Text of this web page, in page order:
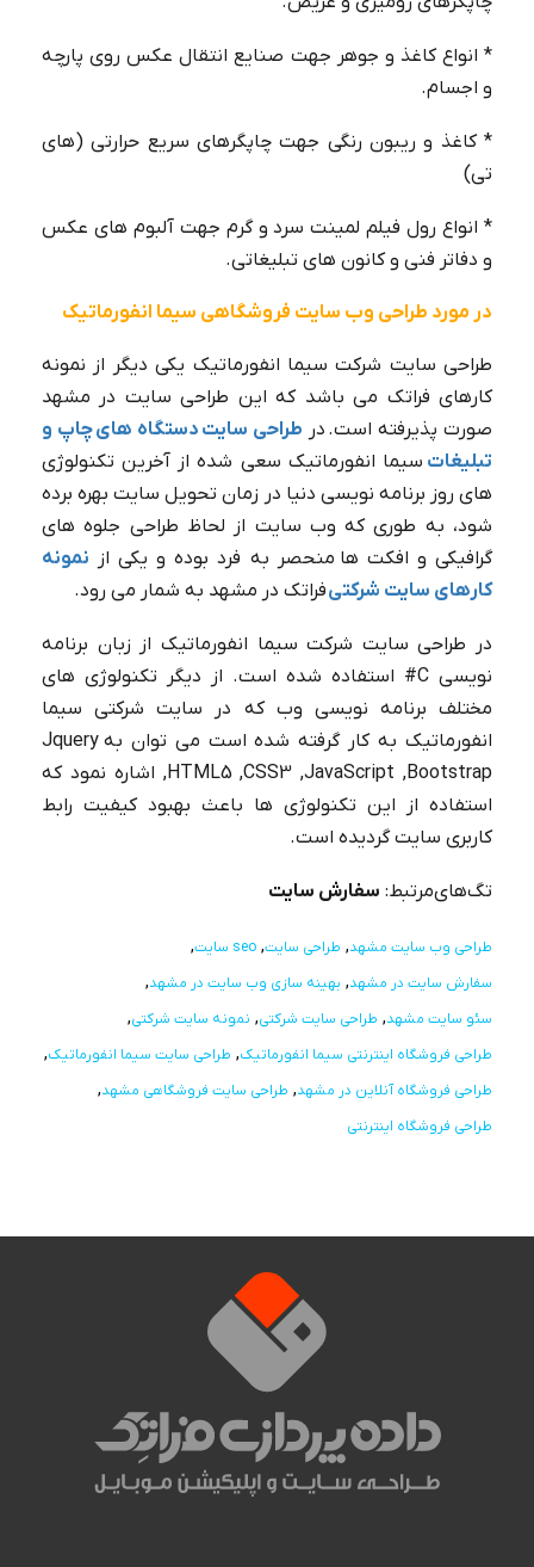
* انواع کاغذ و جوهر جهت صنایع انتقال عکس روی پارچه
و اجسام.
* کاغذ و ریبون رنگی جهت چاپگرهای سریع حرارتی (های
تی)
* انواع رول فیلم لمینت سرد و گرم جهت آلبوم های عکس
و دفاتر فنی و کانون های تبلیغاتی.
در مورد طراحی وب سایت فروشگاهی سیما انفورماتیک
طراحی سایت شرکت سیما انفورماتیک یکی دیگر از نمونه
کارهای فراتک می باشد که این طراحی سایت در مشهد
صورت پذیرفته است. در ‫طراحی سایت دستگاه های چاپ و
تبلیغات سیما انفورماتیک سعی شده از آخرین تکنولوژی
های روز برنامه نویسی دنیا در زمان تحویل سایت بهره برده
شود، به طوری که وب سایت از لحاظ طراحی جلوه های
گرافیکی و افکت ها منحصر به فرد بوده و یکی از نمونه
کارهای سایت شرکتیفراتک در مشهد به شمار می رود.
در طراحی سایت شرکت سیما انفورماتیک از زبان برنامه
نویسی C# استفاده شده است. از دیگر تکنولوژی های
مختلف برنامه نویسی وب که در سایت شرکتی سیما
انفورماتیک به کار گرفته شده است می توان به Jquery
,HTML5 ,CSS3 ,JavaScript ,Bootstrap اشاره نمود که
استفاده از این تکنولوژی ها باعث بهبود کیفیت رابط
کاربری سایت گردیده است.
تگ‌های‌مرتبط: سفارش سایت
طراحی وب سایت مشهد طراحی سایت seo سایت
سفارش سایت در مشهد بهینه سازی وب سایت در مشهد
سئو سایت مشهد طراحی سایت شرکتی نمونه سایت شرکتی
طراحی فروشگاه اینترنتی سیما انفورماتیک طراحی سایت سیما انفورماتیک
طراحی فروشگاه آنلاین در مشهد طراحی سایت فروشگاهی مشهد
طراحی فروشگاه اینترنتی